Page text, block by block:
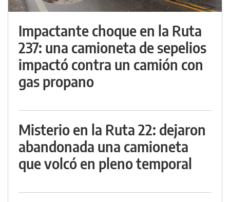
Impactante choque en la Ruta
237: una camioneta de sepelios
impactó contra un camión con
gas propano
Misterio en la Ruta 22: dejaron
abandonada una camioneta
que volcó en pleno temporal